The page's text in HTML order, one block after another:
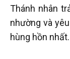
Thánh nhân
nhường và
hùng hồn